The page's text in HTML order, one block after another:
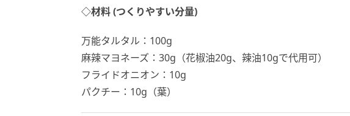
◇材料 (つくりやすい分量)
万能タルタル：100g
麻辣マヨネーズ：30g（花椒油20g、辣油10gで代用可）
フライドオニオン：10g
パクチー：10g（葉）